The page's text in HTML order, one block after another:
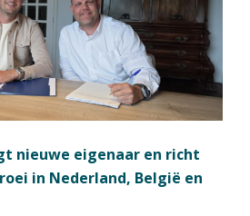
nieuwe eigenaar en richt
in Nederland, België en